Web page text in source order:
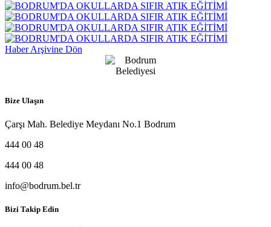
Haber Arşivine Dön
Bize Ulaşın
Çarşı Mah. Belediye Meydanı No.1 Bodrum
444 00 48
444 00 48
info@bodrum.bel.tr
Bizi Takip Edin